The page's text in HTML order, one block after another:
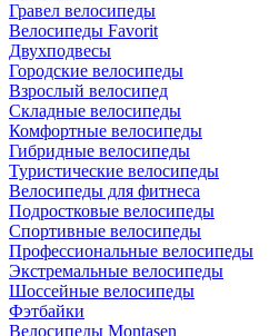
Гравел велосипеды
Велосипеды Favorit
Двухподвесы
Городские велосипеды
Взрослый велосипед
Складные велосипеды
Комфортные велосипеды
Гибридные велосипеды
Туристические велосипеды
Велосипеды для фитнеса
Подростковые велосипеды
Спортивные велосипеды
Профессиональные велосипеды
Экстремальные велосипеды
Шоссейные велосипеды
Фэтбайки
Велосипеды Montasen